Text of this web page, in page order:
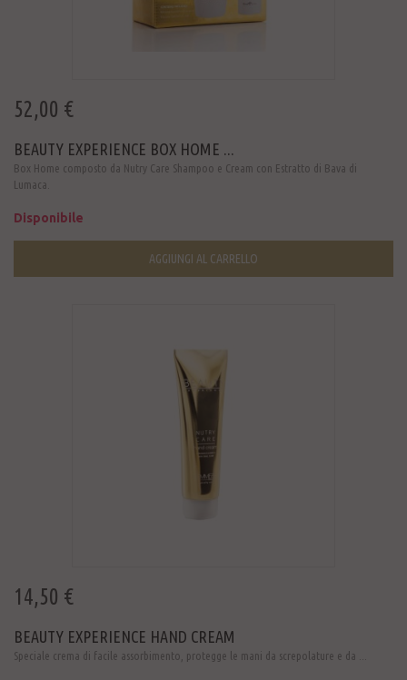
52,00 €
BEAUTY EXPERIENCE BOX HOME ...
Box Home composto da Nutry Care Shampoo e Cream con Estratto di Bava di
Lumaca.
Disponibile
AGGIUNGI AL CARRELLO
14,50 €
BEAUTY EXPERIENCE HAND CREAM
Speciale crema di facile assorbimento, protegge le mani da screpolature e da ...